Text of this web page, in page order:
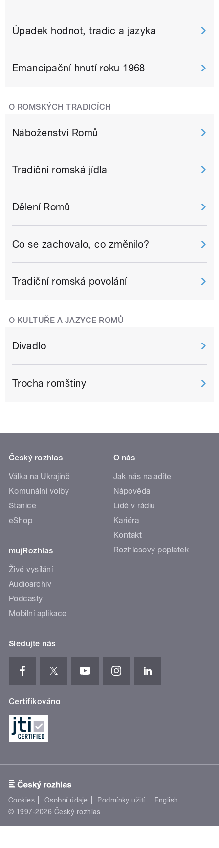
Úpadek hodnot, tradic a jazyka
Emancipační hnutí roku 1968
O ROMSKÝCH TRADICÍCH
Náboženství Romů
Tradiční romská jídla
Dělení Romů
Co se zachovalo, co změnilo?
Tradiční romská povolání
O KULTUŘE A JAZYCE ROMŮ
Divadlo
Trocha romštiny
Český rozhlas
Válka na Ukrajině
Komunální volby
Stanice
eShop
mujRozhlas
Živé vysílání
Audioarchiv
Podcasty
Mobilní aplikace
O nás
Jak nás naladíte
Nápověda
Lidé v rádiu
Kariéra
Kontakt
Rozhlasový poplatek
Sledujte nás
Certifikováno
Cookies Osobní údaje Podmínky užití
English
© 1997-2026 Český rozhlas